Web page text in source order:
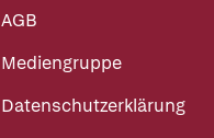
AGB
Mediengruppe
Datenschutzerklärung